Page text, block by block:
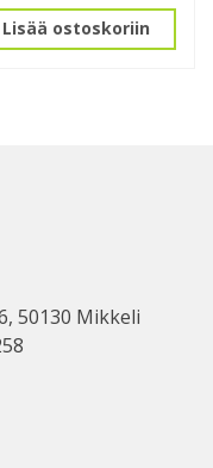
Lisää ostoskoriin
50130 Mikkeli